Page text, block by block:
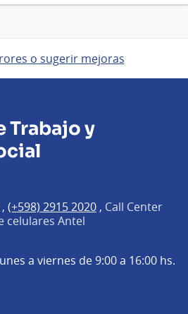
o sugerir mejoras
Trabajo y
, (+598) 2915 2020 , Call Center
celulares Antel
a viernes de 9:00 a 16:00 hs.